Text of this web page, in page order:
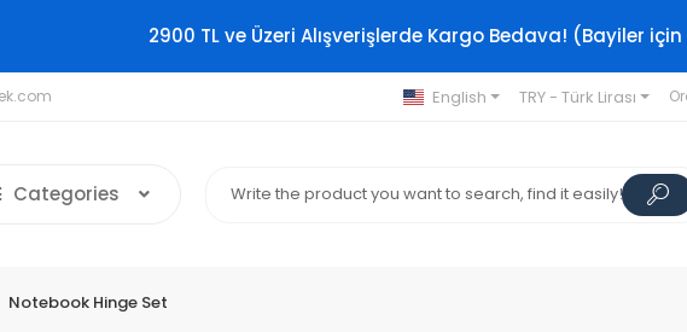
2900 TL ve Üzeri Alışverişlerde Kargo Bedava! (Bayiler için
English TRY - Türk Lirası
Categories
Notebook Hinge Set